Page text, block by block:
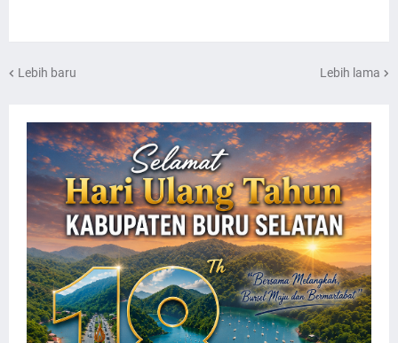
Lebih baru Lebih lama